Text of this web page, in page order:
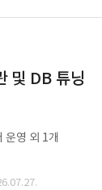
및 DB 튜닝
운영 외 1개